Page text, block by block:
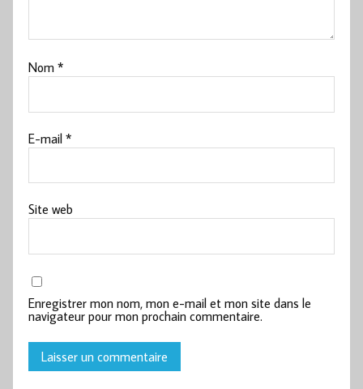
Nom*
E-mail*
Site web
Enregistrer mon nom, mon e-mail et mon site dans le
navigateur pour mon prochain commentaire.